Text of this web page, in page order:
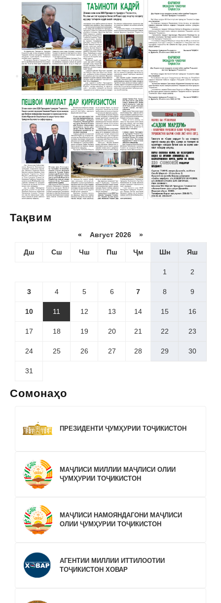
Тақвим
« Август 2026 »
Дш Сш Чш Пш Ҷм Шн Яш
1 2
3 4 5 6 7 8 9
10 11 12 13 14 15 16
17 18 19 20 21 22 23
24 25 26 27 28 29 30
31
Сомонаҳо
ПРЕЗИДЕНТИ ҶУМҲУРИИ ТОҶИКИСТОН
МАҶЛИСИ МИЛЛИИ МАҶЛИСИ ОЛИИ
ҶУМҲУРИИ ТОҶИКИСТОН
МАҶЛИСИ НАМОЯНДАГОНИ МАҶЛИСИ
ОЛИИ ҶУМҲУРИИ ТОҶИКИСТОН
АГЕНТИИ МИЛЛИИ ИТТИЛООТИИ
ТОҶИКИСТОН ХОВАР